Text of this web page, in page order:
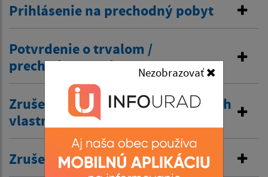
Nezobrazovať
Prihlásenie na prechodný pobyt
Potvrdenie o trvalom /
prechodnom pobyte
Zrušenie trvalého pobytu na návrh
vlastníka budovy
Zrušenie prechodného pobytu